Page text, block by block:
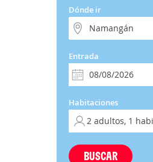
Dónde ir
Entrada
Habitaciones
BUSCAR